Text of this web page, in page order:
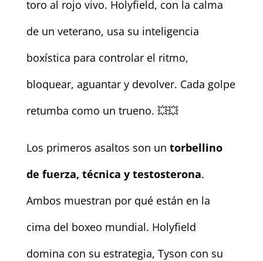
toro al rojo vivo. Holyfield, con la calma
de un veterano, usa su inteligencia
boxística para controlar el ritmo,
bloquear, aguantar y devolver. Cada golpe
retumba como un trueno. 💥💥
Los primeros asaltos son un torbellino
de fuerza, técnica y testosterona.
Ambos muestran por qué están en la
cima del boxeo mundial. Holyfield
domina con su estrategia, Tyson con su